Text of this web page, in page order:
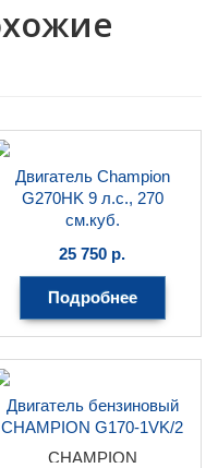
Двигатель Champion
G270HK 9 л.с., 270
см.куб.
CHAMPION
25 750 р.
Подробнее
Двигатель бензиновый
CHAMPION G170-1VK/2
CHAMPION